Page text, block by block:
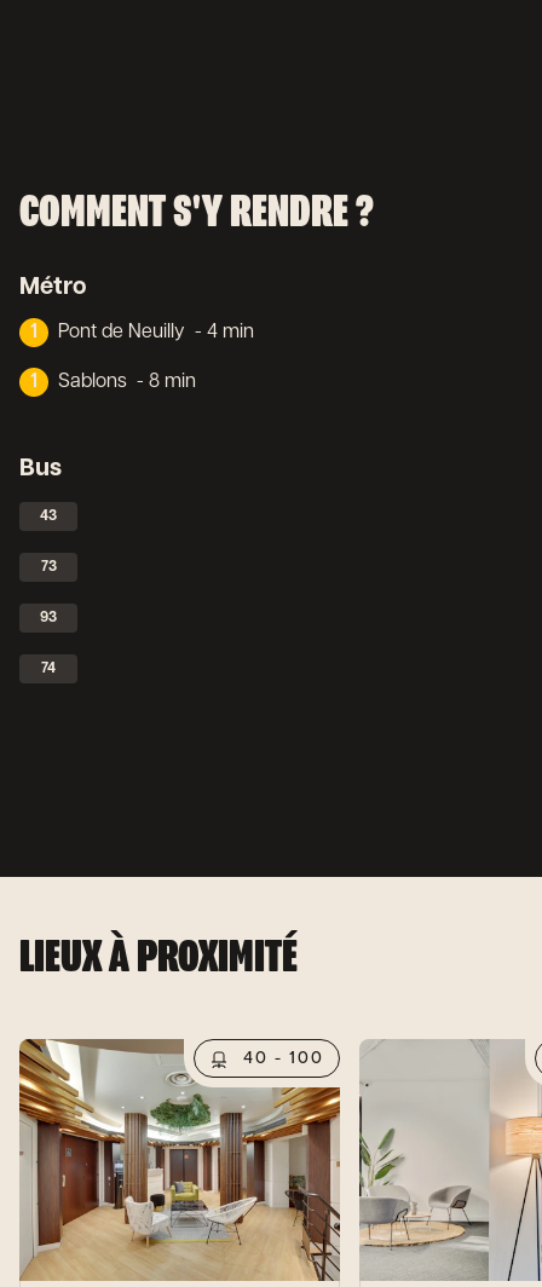
COMMENT S'Y RENDRE ?
Métro
1 Pont de Neuilly - 4 min
1 Sablons - 8 min
Bus
43
73
93
74
LIEUX À PROXIMITÉ
40 - 100